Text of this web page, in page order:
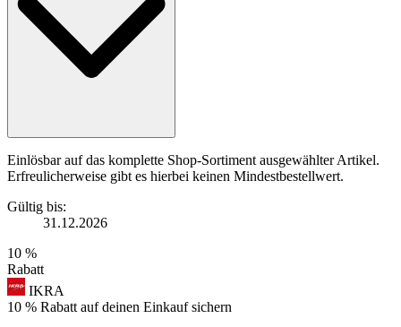
Einlösbar auf das komplette Shop-Sortiment ausgewählter Artikel.
Erfreulicherweise gibt es hierbei keinen Mindestbestellwert.
Gültig bis:
31.12.2026
10 %
Rabatt
IKRA
10 % Rabatt auf deinen Einkauf sichern